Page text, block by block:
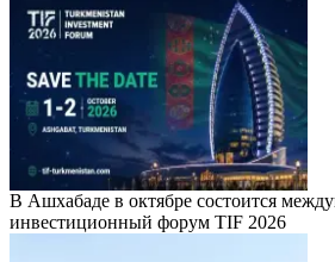
В Ашхабаде в октябре состоится
инвестиционный форум TIF 2026